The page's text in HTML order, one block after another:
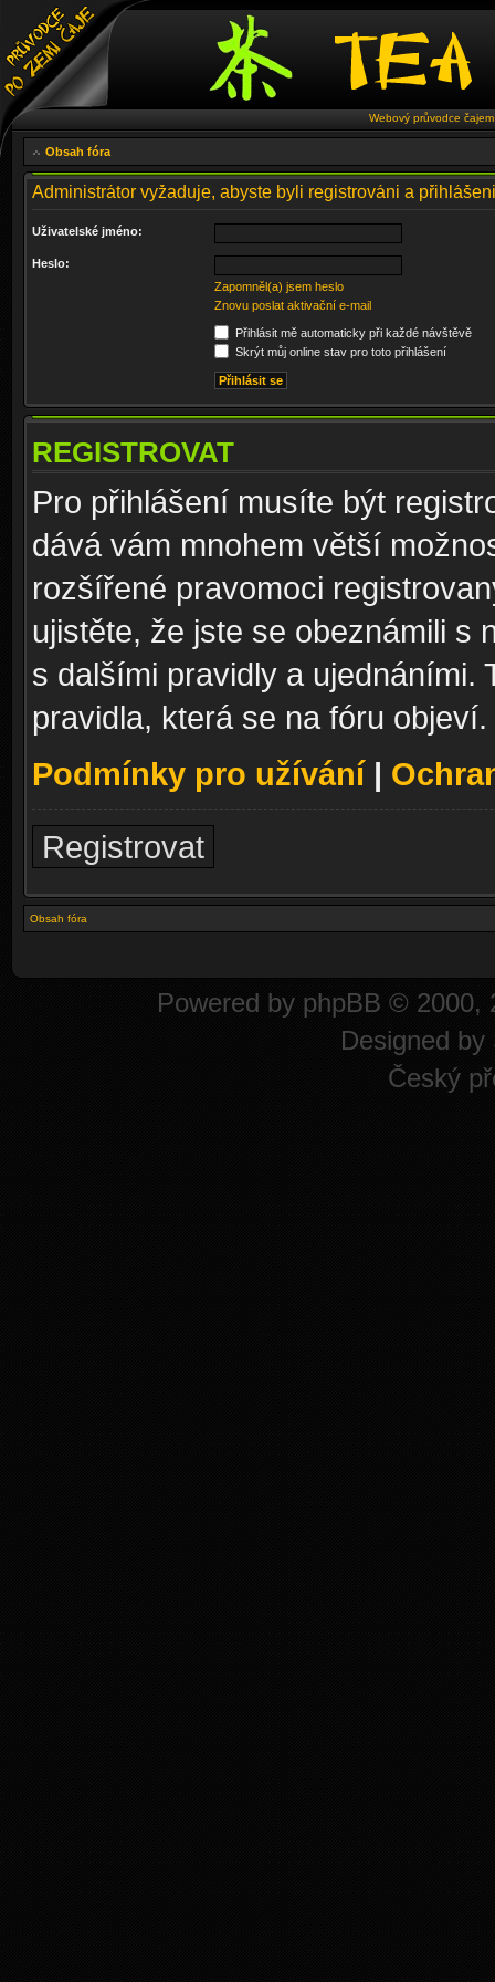
Webový průvodce
Obsah fóra
Administrátor vyžaduje, abyste byli registrováni a
Uživatelské jméno:
Heslo:
Zapomněl(a) jsem heslo
Znovu poslat aktivační e-mail
Přihlásit mě automaticky při každé návštěvě
Skrýt můj online stav pro toto přihlášení
REGISTROVAT
Pro přihlášení musíte být
dává vám mnohem větší
rozšířené pravomoci
ujistěte, že jste se obeznámili s
s dalšími pravidly a ujednáními.
pravidla, která se na fóru objeví.
Podmínky pro užívání|
Registrovat
Obsah fóra
Powered by phpBB © 2000,
Designed by
Český